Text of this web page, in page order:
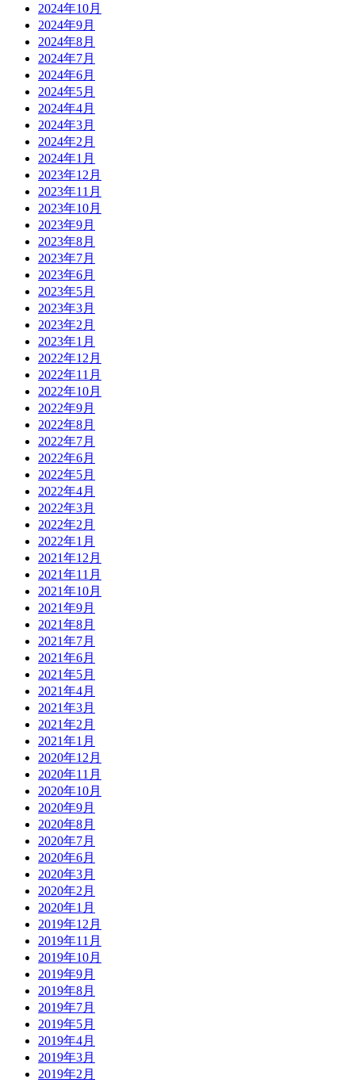
2024年10月
2024年9月
2024年8月
2024年7月
2024年6月
2024年5月
2024年4月
2024年3月
2024年2月
2024年1月
2023年12月
2023年11月
2023年10月
2023年9月
2023年8月
2023年7月
2023年6月
2023年5月
2023年3月
2023年2月
2023年1月
2022年12月
2022年11月
2022年10月
2022年9月
2022年8月
2022年7月
2022年6月
2022年5月
2022年4月
2022年3月
2022年2月
2022年1月
2021年12月
2021年11月
2021年10月
2021年9月
2021年8月
2021年7月
2021年6月
2021年5月
2021年4月
2021年3月
2021年2月
2021年1月
2020年12月
2020年11月
2020年10月
2020年9月
2020年8月
2020年7月
2020年6月
2020年3月
2020年2月
2020年1月
2019年12月
2019年11月
2019年10月
2019年9月
2019年8月
2019年7月
2019年5月
2019年4月
2019年3月
2019年2月